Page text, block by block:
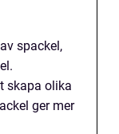
spackel,
skapa olika
ger mer